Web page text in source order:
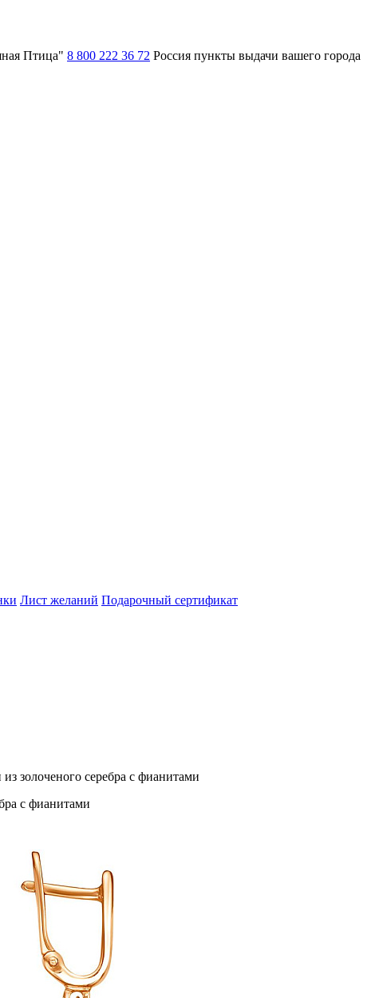
Птица" 8 800 222 36 72 Россия пункты выдачи вашего города
Лист желаний Подарочный сертификат
золоченого серебра с фианитами
с фианитами